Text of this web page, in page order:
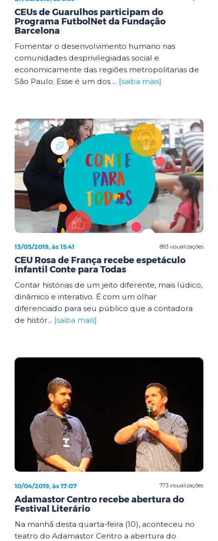
CEUs de Guarulhos participam do
Programa FutbolNet da Fundação
Barcelona
Fomentar o desenvolvimento humano nas
comunidades desprivilegiadas social e
economicamente das regiões metropolitanas de
São Paulo. Esse é um dos ... [saiba mais]
893 visualizações
13/05/2019, às 15:41
CEU Rosa de França recebe espetáculo
infantil Conte para Todas
Contar histórias de um jeito diferente, mais lúdico,
dinâmico e interativo. É com um olhar
diferenciado para seu público que a contadora
de histór... [saiba mais]
773 visualizações
10/04/2019, às 17:07
Adamastor Centro recebe abertura do
Festival Literário
Na manhã desta quarta-feira (10), aconteceu no
teatro do Adamastor Centro a abertura do